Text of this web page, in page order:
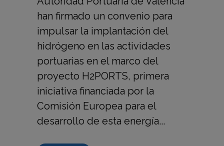
han firmado un convenio para
impulsar la implantación del
hidrógeno en las actividades
portuarias en el marco del
proyecto H2PORTS, primera
iniciativa financiada por la
Comisión Europea para el
desarrollo de esta energía...